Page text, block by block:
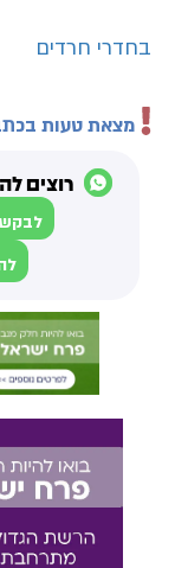
בחדרי חרדים
מצאת טעות
רוצים